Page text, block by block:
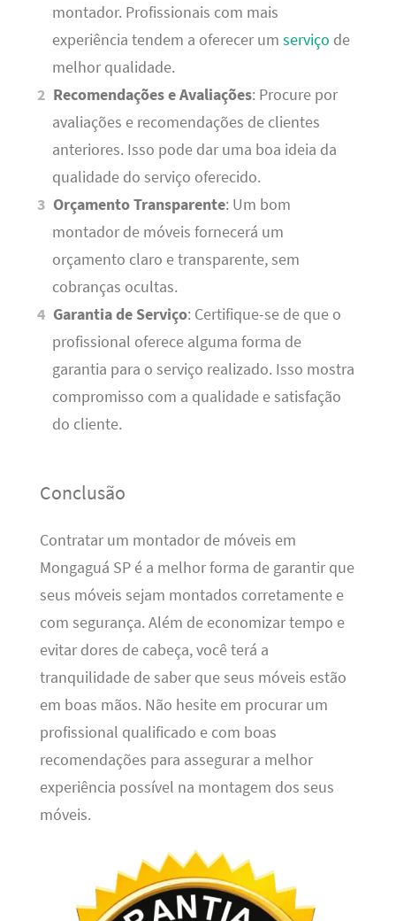
montador. Profissionais com mais
experiência tendem a oferecer um serviço de
melhor qualidade.
Recomendações e Avaliações: Procure por
avaliações e recomendações de clientes
anteriores. Isso pode dar uma boa ideia da
qualidade do serviço oferecido.
Orçamento Transparente: Um bom
montador de móveis fornecerá um
orçamento claro e transparente, sem
cobranças ocultas.
Garantia de Serviço: Certifique-se de que o
profissional oferece alguma forma de
garantia para o serviço realizado. Isso mostra
compromisso com a qualidade e satisfação
do cliente.
Conclusão
Contratar um montador de móveis em
Mongaguá SP é a melhor forma de garantir que
seus móveis sejam montados corretamente e
com segurança. Além de economizar tempo e
evitar dores de cabeça, você terá a
tranquilidade de saber que seus móveis estão
em boas mãos. Não hesite em procurar um
profissional qualificado e com boas
recomendações para assegurar a melhor
experiência possível na montagem dos seus
móveis.